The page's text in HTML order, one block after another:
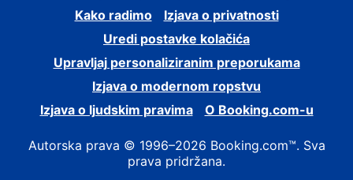
Kako radimo
Izjava o privatnosti
Uredi postavke kolačića
Upravljaj personaliziranim preporukama
Izjava o modernom ropstvu
Izjava o ljudskim pravima
O Booking.com-u
Autorska prava © 1996–2026 Booking.com™. Sva
prava pridržana.